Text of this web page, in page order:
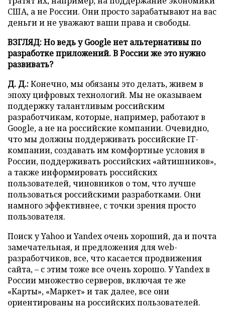
США, а не России. Они просто зарабатывают на вас
деньги и не уважают ваши права и свободы.
ВЗГЛЯД: Но ведь у Google нет альтернативы по
разработке приложений. В России же это нужно
развивать?
Д. Д.:Конечно, мы обязаны это делать, живем в
эпоху цифровых технологий. Мы не оказываем
поддержку талантливым российским
разработчикам, которые, например, работают в
Google, а не на российские компании. Очевидно,
что мы должны поддерживать российские IT-
компании, создавать им комфортные условия в
России, поддерживать российских «айтишников»,
а также информировать российских
пользователей, чиновников о том, что лучше
пользоваться российскими разработками. Они
намного эффективнее, с точки зрения просто
пользователя.
Поиск у Yahoo и Yandex очень хороший, да и почта
замечательная, и предложения дляweb-
разработчиков, все, что касается продвижения
сайта, – с этим тоже все очень хорошо. У Yandex в
России множество серверов, включая те же
«Карты», «Маркет» и так далее, все они
ориентированы на российских пользователей.